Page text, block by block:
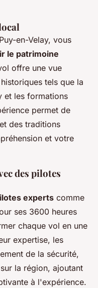
en-Velay, vous
le patrimoine
offre une vue
tels que la
et les formations
permet de
et des traditions
et votre
des pilotes
experts comme
ses 3600 heures
chaque vol en une
expertise, les
de la sécurité,
la région, ajoutant
à l'expérience.